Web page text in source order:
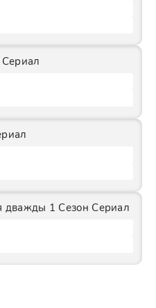
дважды 1 Сезон Сериал